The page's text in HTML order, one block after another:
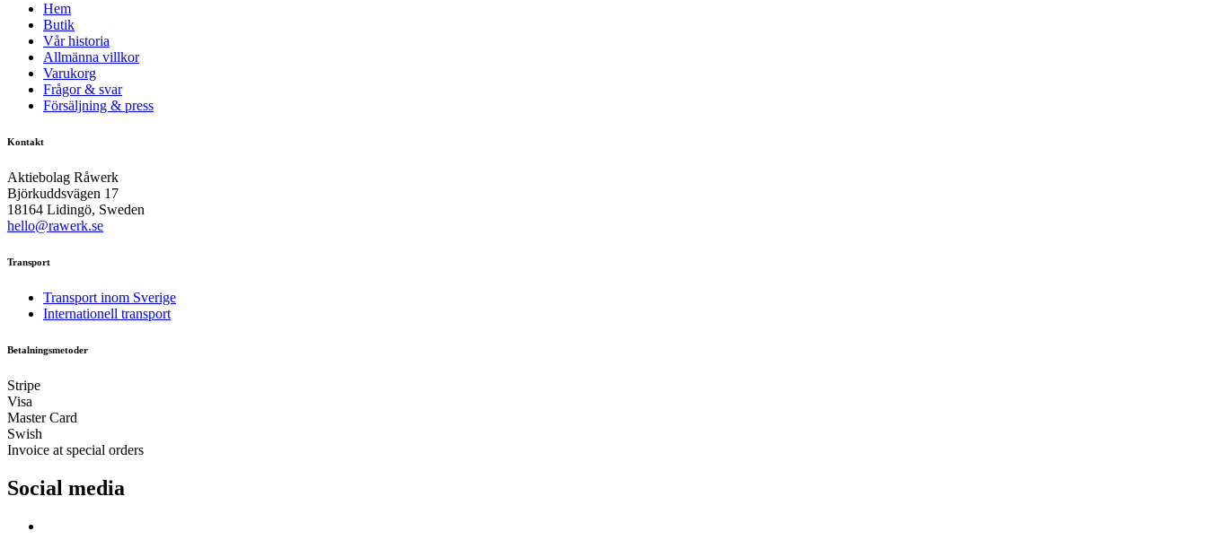
Hem
Butik
Vår historia
Allmänna villkor
Varukorg
Frågor & svar
Försäljning & press
Kontakt
Aktiebolag Råwerk
Björkuddsvägen 17
18164 Lidingö, Sweden
hello@rawerk.se
Transport
Transport inom Sverige
Internationell transport
Betalningsmetoder
Stripe
Visa
Master Card
Swish
Invoice at special orders
Social media